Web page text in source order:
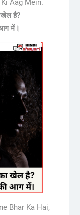
खेल है?
में।
Bhar Ka Hai,